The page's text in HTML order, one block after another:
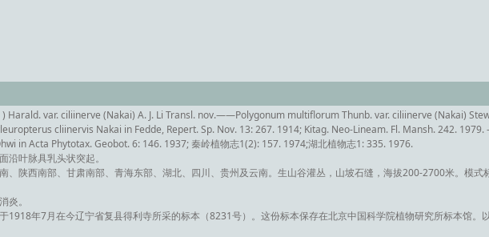
Harald. var. ciliinerve (Nakai) A. J. Li Transl. nov.——Polygonum multiflorum Thunb. var. ciliinerve (Nakai)
cliinervis Nakai in Fedde, Repert. Sp. Nov. 13: 267. 1914; Kitag. Neo-Lineam. Fl. Mansh. 242.
in Acta Phytotax. Geobot. 6: 146. 1937; 秦岭植物志1(2): 157. 1974;湖北植物志1: 335. 1976.
沿叶脉具乳头状突起。
、陕西南部、甘肃南部、青海东部、湖北、四川、贵州及云南。生山谷灌丛，山坡石缝，海拔200-2700米。模式
炎。
1918年7月在今辽宁省复县得利寺所采的标本（8231号）。这份标本保存在北京中国科学院植物研究所标本馆。